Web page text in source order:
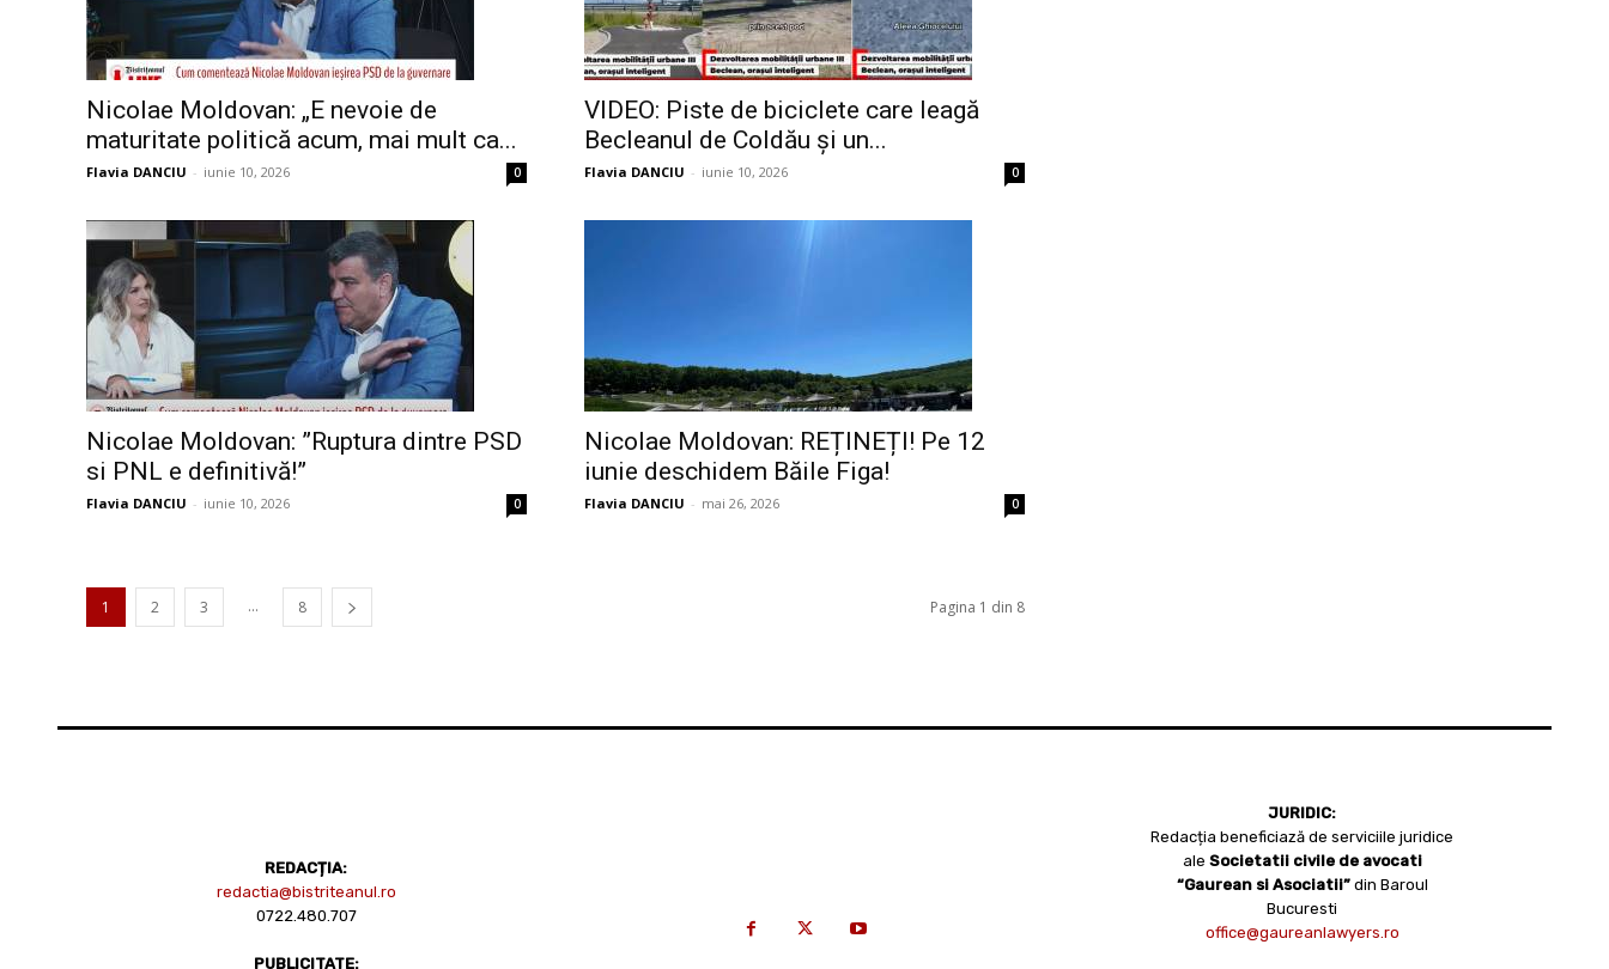
Nicolae Moldovan: „E nevoie de
maturitate politică acum, mai mult ca...
Flavia DANCIU - iunie 10, 2026 0
VIDEO: Piste de biciclete care leagă
Becleanul de Coldău și un...
Flavia DANCIU - iunie 10, 2026 0
Nicolae Moldovan: ”Ruptura dintre PSD
si PNL e definitivă!”
Flavia DANCIU - iunie 10, 2026 0
Nicolae Moldovan: REȚINEȚI! Pe 12
iunie deschidem Băile Figa!
Flavia DANCIU - mai 26, 2026 0
1 2 3 ... 8 Pagina 1 din 8
REDACȚIA:
redactia@bistriteanul.ro
0722.480.707
PUBLICITATE:
JURIDIC:
Redacția beneficiază de serviciile juridice
ale Societatii civile de avocati
“Gaurean si Asociatii” din Baroul
Bucuresti
office@gaureanlawyers.ro